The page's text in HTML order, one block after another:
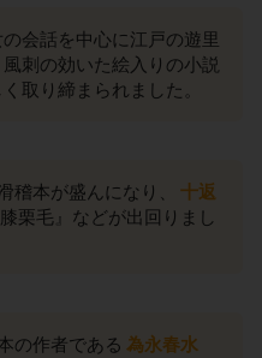
会話を中心に江戸の遊里
風刺の効いた絵入りの小説
取り締まられました。
稽本が盛んになり、
十返
栗毛』などが出回りまし
の作者である 為永春水